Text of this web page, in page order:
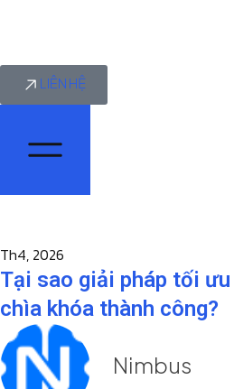
LIÊN HỆ
Th4, 2026
Tại sao giải pháp tối
chìa khóa thành công?
Nimbus